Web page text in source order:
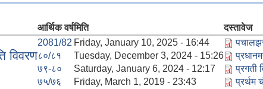
आर्थिक वर्षमिति दस्तावेज
2081/82 Friday, January 10, 2025 - 16:44
विवरण८०/८१ Tuesday, December 3, 2024 - 15:26
७९-८० Saturday, January 6, 2024 - 12:17 प्रगती
७५/७६ Friday, March 1, 2019 - 23:43 प्रर्थम